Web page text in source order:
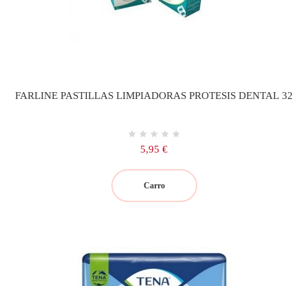
FARLINE PASTILLAS LIMPIADORAS PROTESIS DENTAL 32
Precio
5,95 €
Carro